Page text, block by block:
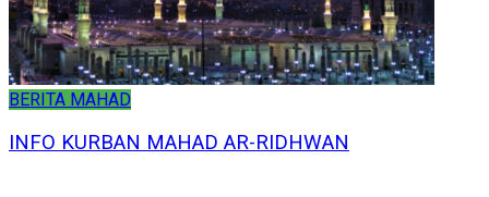
BERITA MAHAD
INFO KURBAN MAHAD AR-RIDHWAN